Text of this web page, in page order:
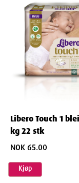
Libero Touch 1
kg 22 stk
NOK 65.00
Kjøp